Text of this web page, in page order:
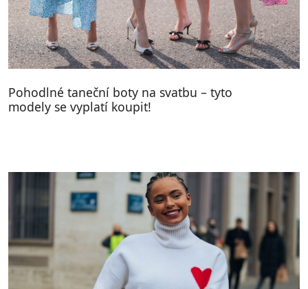
Pohodlné taneční boty na svatbu – tyto
modely se vyplatí koupit!